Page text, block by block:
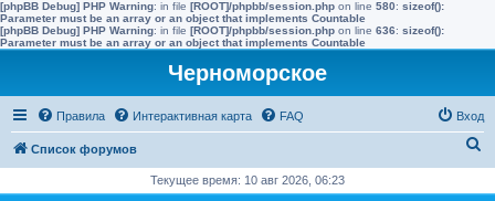
[phpBB Debug] PHP Warning: in file [ROOT]/phpbb/session.php on line 580: sizeof():
Parameter must be an array or an object that implements Countable
[phpBB Debug] PHP Warning: in file [ROOT]/phpbb/session.php on line 636: sizeof():
Parameter must be an array or an object that implements Countable
Черноморское
Правила Интерактивная карта FAQ Вход
Список форумов
Текущее время: 10 авг 2026, 06:23